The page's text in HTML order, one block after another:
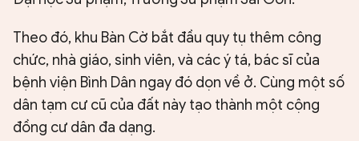
Theo đó, khu Bàn Cờ bắt đầu quy tụ thêm công
chức, nhà giáo, sinh viên, và các ý tá, bác sĩ của
bệnh viện Bình Dân ngay đó dọn về ở. Cùng một số
dân tạm cư cũ của đất này tạo thành một cộng
đồng cư dân đa dạng.